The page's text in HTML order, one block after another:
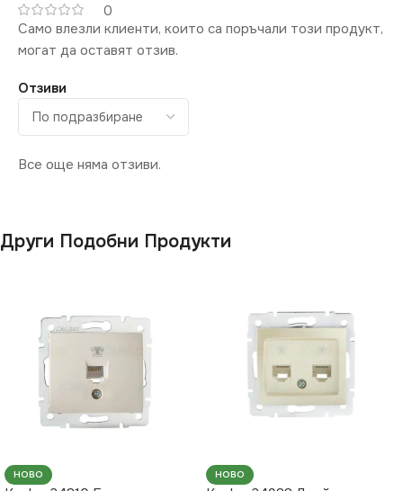
ЦВЯТ Графит
0
Отзиви
Все още няма отзиви.
Само влезли клиенти, които са поръчали този продукт,
могат да оставят отзив.
Други Подобни Продукти
НОВО НОВО